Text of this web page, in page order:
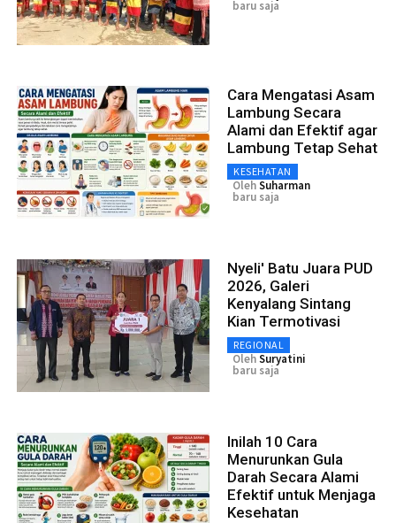
baru saja
Cara Mengatasi Asam
Lambung Secara
Alami dan Efektif agar
Lambung Tetap Sehat
KESEHATAN
OlehSuharman
baru saja
Nyeli' Batu Juara PUD
2026, Galeri
Kenyalang Sintang
Kian Termotivasi
REGIONAL
OlehSuryatini
baru saja
Inilah 10 Cara
Menurunkan Gula
Darah Secara Alami
Efektif untuk Menjaga
Kesehatan